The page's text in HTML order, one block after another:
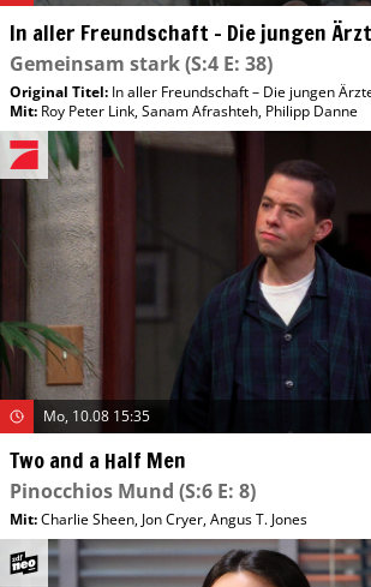
In aller Freundschaft – Die jungen
Gemeinsam stark(S:4 E: 38)
Original Titel: In aller Freundschaft – Die jungen
Mit: Roy Peter Link,Sanam Afrashteh, Philipp Danne
Mo, 10.08 15:35
Two and a Half Men
Pinocchios Mund (S:6 E: 8)
Mit:Charlie Sheen, Jon Cryer,Angus T. Jones